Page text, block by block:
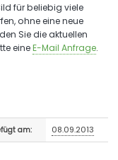
für beliebig viele
ohne eine neue
Sie die aktuellen
eineE-Mail Anfrage.
am: 08.09.2013